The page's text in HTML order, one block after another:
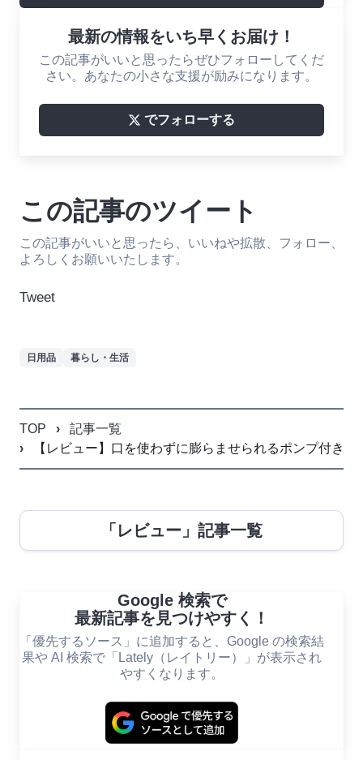
最新の情報をいち早くお届け！
この記事がいいと思ったらぜひフォローしてくだ
さい。あなたの小さな支援が励みになります。
でフォローする
この記事のツイート
この記事がいいと思ったら、いいねや拡散、フォロー、
よろしくお願いいたします。
Tweet
日用品 暮らし・生活
TOP
記事一覧
【レビュー】口を使わずに膨らませられるポンプ付き
「レビュー」記事一覧
Google 検索で
最新記事を見つけやすく！
「優先するソース」に追加すると、Google の検索結
果や AI 検索で「Lately（レイトリー）」が表示され
やすくなります。